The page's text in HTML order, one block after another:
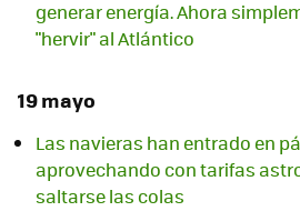
generar energía. Ahora
"hervir" al Atlántico
19 mayo
Las navieras han entrado en
aprovechando con tarifas
saltarse las colas